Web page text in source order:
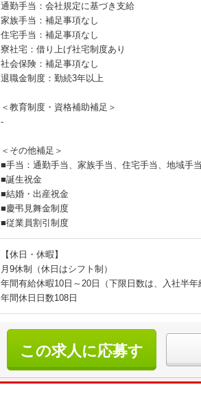
通勤手当：会社規定に基づき支給
家族手当：補足事項なし
住宅手当：補足事項なし
寮社宅：借り上げ社宅制度あり
社会保険：補足事項なし
退職金制度：勤続3年以上
＜教育制度・資格補助補足＞
-
＜その他補足＞
■手当：通勤手当、家族手当、住宅手当、地域手当
■誕生祝金
■結婚・出産祝金
■慶弔見舞金制度
■従業員割引制度
【休日・休暇】
月9休制（休日はシフト制）
年間有給休暇10日～20日（下限日数は、入社半年
年間休日日数108日
この求人に応募す
る